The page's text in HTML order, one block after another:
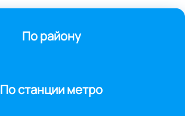
По району
По станции метро